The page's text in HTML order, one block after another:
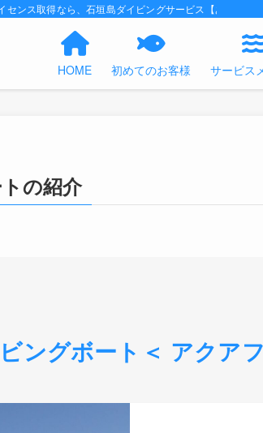
ンス取得なら、石垣島ダイビングサービス【あくあの
HOME 初めてのお客様 サービス
の紹介
ングボート＜ アクア